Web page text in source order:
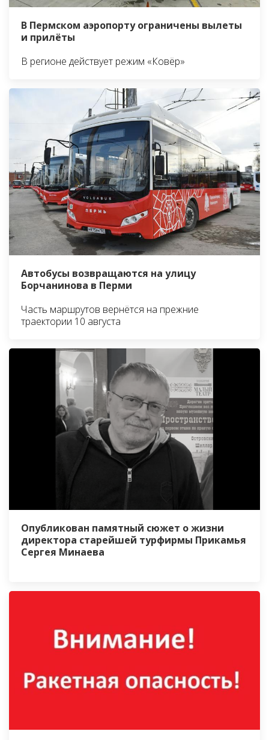
В Пермском аэропорту ограничены вылеты
и прилёты
В регионе действует режим «Ковёр»
Автобусы возвращаются на улицу
Борчанинова в Перми
Часть маршрутов вернётся на прежние
траектории 10 августа
Опубликован памятный сюжет о жизни
директора старейшей турфирмы Прикамья
Сергея Минаева